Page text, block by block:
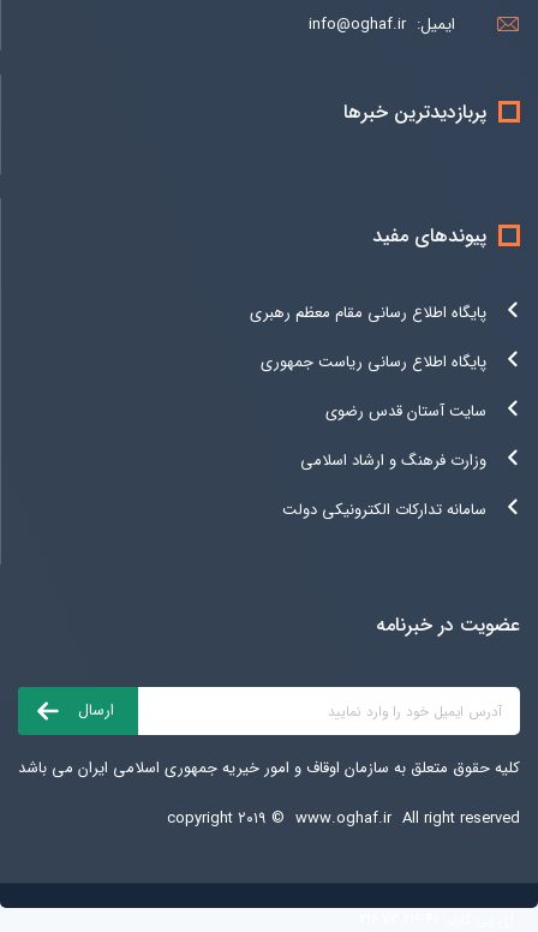
ایمیل: info@oghaf.ir
پربازدیدترین خبرها
پیوندهای مفید
پایگاه اطلاع رسانی مقام معظم رهبری
پایگاه اطلاع رسانی ریاست جمهوری
سایت آستان قدس رضوی
وزارت فرهنگ و ارشاد اسلامی
سامانه تدارکات الکترونیکی دولت
عضویت در خبرنامه
کلیه حقوق متعلق به سازمان اوقاف و امور خیریه جمهوری اسلامی ایران می باشد
copyright ۲۰۱۹ © www.oghaf.ir All right reserved